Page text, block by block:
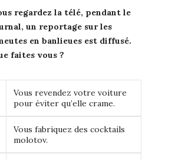
regardez la télé, pendant le
un reportage sur les
en banlieues est diffusé.
faites vous ?
Vous revendez votre voiture
pour éviter qu’elle crame.
Vous fabriquez des cocktails
molotov.